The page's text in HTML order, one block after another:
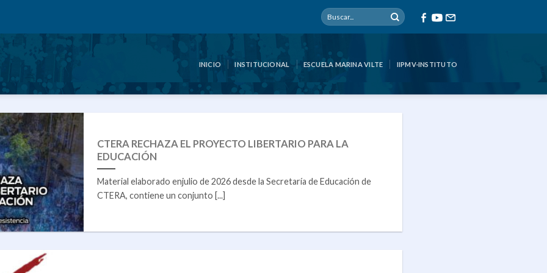
INICIO INSTITUCIONAL ESCUELA MARINA VILTE IIPMV-INSTITUTO
CTERA RECHAZA EL PROYECTO LIBERTARIO PARA LA
EDUCACIÓN
Material elaborado enjulio de 2026 desde la Secretaría de Educación de
CTERA, contiene un conjunto [...]